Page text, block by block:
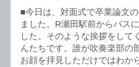
■今日は、対面式で卒業論文
ました。R瀬田駅前からバス
した。そのような挨拶をして
んたちです。誰が吹奏楽部の
お顔を拝見しただけではわ